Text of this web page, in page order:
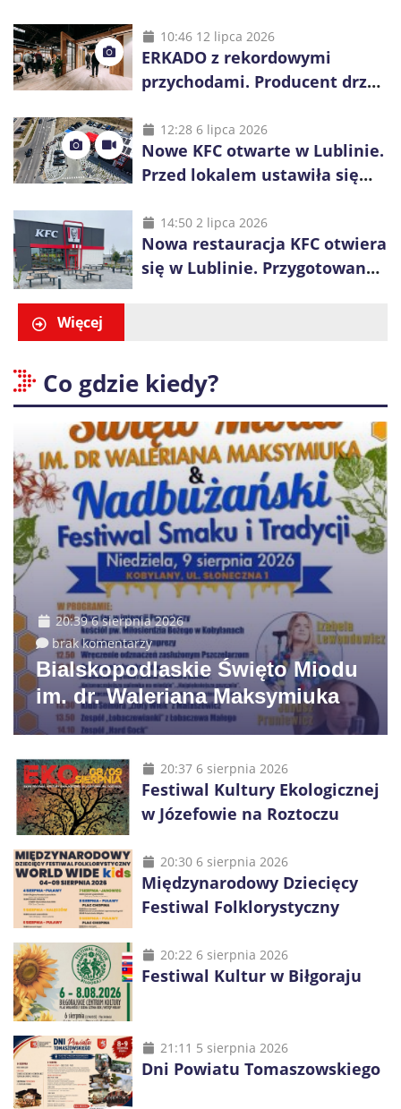
10:46 12 lipca 2026
ERKADO z rekordowymi
przychodami. Producent drzwi
inwestycje
12:28 6 lipca 2026
Nowe KFC otwarte w Lublinie.
Przed lokalem ustawiła się
14:50 2 lipca 2026
Nowa restauracja KFC otwiera
się w Lublinie. Przygotowano
Więcej
Co gdzie kiedy?
20:39 6 sierpnia 2026
brak komentarzy
Bialskopodlaskie Święto Miodu
im. dr. Waleriana Maksymiuka
20:37 6 sierpnia 2026
Festiwal Kultury Ekologicznej
w Józefowie na Roztoczu
20:30 6 sierpnia 2026
Międzynarodowy Dziecięcy
Festiwal Folklorystyczny
20:22 6 sierpnia 2026
Festiwal Kultur w Biłgoraju
21:11 5 sierpnia 2026
Dni Powiatu Tomaszowskiego